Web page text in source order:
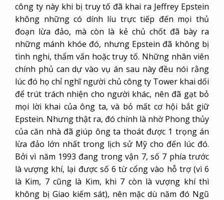
công ty này khi bị truy tố đã khai ra Jeffrey Epstein
không những có dính líu trực tiếp đến mọi thủ
đoạn lừa đảo, mà còn là kẻ chủ chốt đã bày ra
những mánh khóe đó, nhưng Epstein đã không bị
tình nghi, thẩm vấn hoặc truy tố. Những nhân viên
chính phủ can dự vào vụ án sau này đều nói rằng
lúc đó họ chỉ nghĩ người chủ công ty Tower khai dối
để trút trách nhiện cho người khác, nên đã gạt bỏ
mọi lời khai của ông ta, và bỏ mất cơ hội bắt giữ
Epstein. Nhưng thật ra, đó chính là nhờ Phong thủy
của căn nhà đã giúp ông ta thoát được 1 trọng án
lừa đảo lớn nhất trong lịch sử Mỹ cho đến lúc đó.
Bởi vì năm 1993 đang trong vận 7, số 7 phía trước
là vượng khí, lại được số 6 từ cổng vào hỗ trợ (vì 6
là Kim, 7 cũng là Kim, khi 7 còn là vượng khí thì
không bị Giao kiếm sát), nên mặc dù năm đó Ngũ